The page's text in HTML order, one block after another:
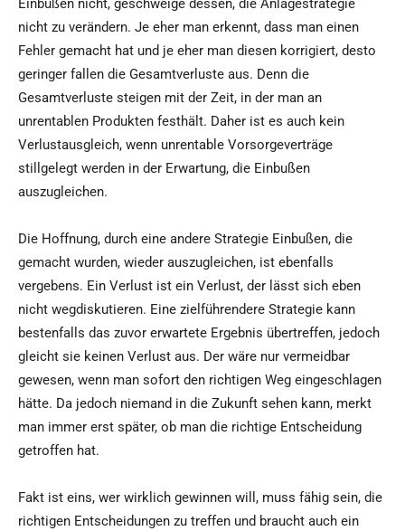
Einbußen nicht, geschweige dessen, die Anlagestrategie
nicht zu verändern. Je eher man erkennt, dass man einen
Fehler gemacht hat und je eher man diesen korrigiert, desto
geringer fallen die Gesamtverluste aus. Denn die
Gesamtverluste steigen mit der Zeit, in der man an
unrentablen Produkten festhält. Daher ist es auch kein
Verlustausgleich, wenn unrentable Vorsorgeverträge
stillgelegt werden in der Erwartung, die Einbußen
auszugleichen.
Die Hoffnung, durch eine andere Strategie Einbußen, die
gemacht wurden, wieder auszugleichen, ist ebenfalls
vergebens. Ein Verlust ist ein Verlust, der lässt sich eben
nicht wegdiskutieren. Eine zielführendere Strategie kann
bestenfalls das zuvor erwartete Ergebnis übertreffen, jedoch
gleicht sie keinen Verlust aus. Der wäre nur vermeidbar
gewesen, wenn man sofort den richtigen Weg eingeschlagen
hätte. Da jedoch niemand in die Zukunft sehen kann, merkt
man immer erst später, ob man die richtige Entscheidung
getroffen hat.
Fakt ist eins, wer wirklich gewinnen will, muss fähig sein, die
richtigen Entscheidungen zu treffen und braucht auch ein